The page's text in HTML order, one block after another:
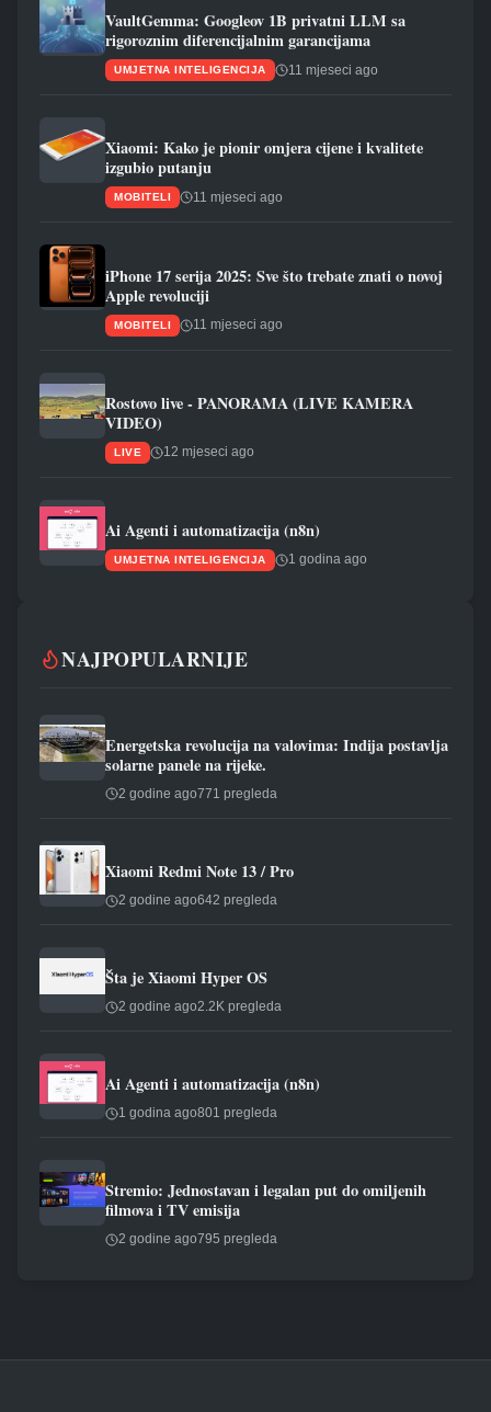
VaultGemma: Googleov 1B privatni LLM sa
rigoroznim diferencijalnim garancijama
UMJETNA INTELIGENCIJA 11 mjeseci ago
Xiaomi: Kako je pionir omjera cijene i kvalitete
izgubio putanju
MOBITELI 11 mjeseci ago
iPhone 17 serija 2025: Sve što trebate znati o novoj
Apple revoluciji
MOBITELI 11 mjeseci ago
Rostovo live - PANORAMA (LIVE KAMERA
VIDEO)
LIVE 12 mjeseci ago
Ai Agenti i automatizacija (n8n)
UMJETNA INTELIGENCIJA 1 godina ago
NAJPOPULARNIJE
Energetska revolucija na valovima: Indija postavlja
solarne panele na rijeke.
2 godine ago771 pregleda
Xiaomi Redmi Note 13 / Pro
2 godine ago642 pregleda
Šta je Xiaomi Hyper OS
2 godine ago2.2K pregleda
Ai Agenti i automatizacija (n8n)
1 godina ago801 pregleda
Stremio: Jednostavan i legalan put do omiljenih
filmova i TV emisija
2 godine ago795 pregleda